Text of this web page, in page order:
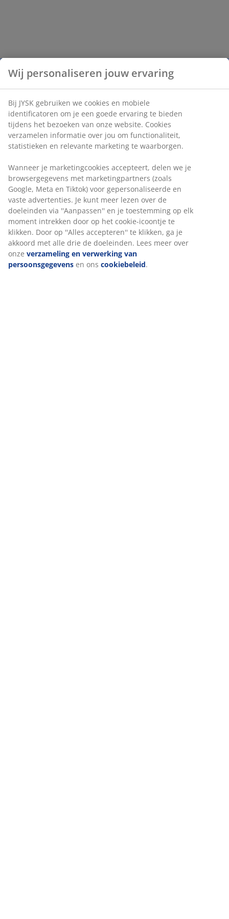
Wij personaliseren jouw ervaring
Bij JYSK gebruiken we cookies en mobiele
identificatoren om je een goede ervaring te bieden
tijdens het bezoeken van onze website. Cookies
verzamelen informatie over jou om functionaliteit,
statistieken en relevante marketing te waarborgen.
Wanneer je marketingcookies accepteert, delen we je
browsergegevens met marketingpartners (zoals
Google, Meta en Tiktok) voor gepersonaliseerde en
vaste advertenties. Je kunt meer lezen over de
doeleinden via ''Aanpassen'' en je toestemming op elk
moment intrekken door op het cookie-icoontje te
klikken. Door op ''Alles accepteren'' te klikken, ga je
akkoord met alle drie de doeleinden. Lees meer over
onze verzameling en verwerking van
persoonsgegevens en ons cookiebeleid.